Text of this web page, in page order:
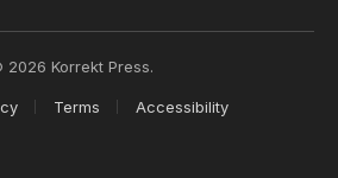
2026 Korrekt Press.
Terms Accessibility